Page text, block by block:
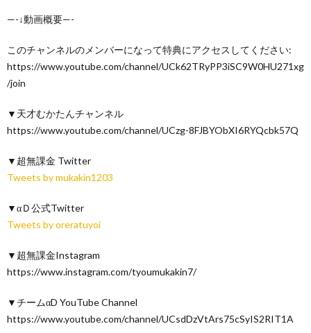
—-↓動画概要—-
このチャンネルのメンバーになって特典にアクセスしてください:
https://www.youtube.com/channel/UCk62TRyPP3iSC9W0HU271xg
/join
▼天才むかたんチャンネル
https://www.youtube.com/channel/UCzg-8FJBYObXI6RYQcbk57Q
▼超無課金 Twitter
Tweets by mukakin1203
▼αＤ公式Twitter
Tweets by oreratuyoi
▼超無課金Instagram
https://www.instagram.com/tyoumukakin7/
▼チームαD YouTube Channel
https://www.youtube.com/channel/UCsdDzVtArs75cSyIS2RIT1A